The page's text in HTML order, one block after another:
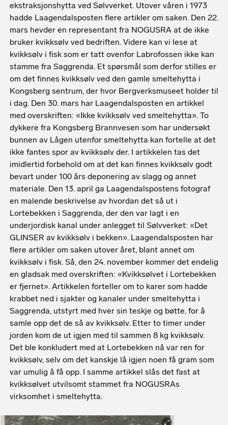
ekstraksjonshytta ved Sølvverket. Utover våren i 1973
hadde Laagendalsposten flere artikler om saken. Den 22.
mars hevder en representant fra NOGUSRA at de ikke
bruker kvikksølv ved bedriften. Videre kan vi lese at
kvikksølv i fisk som er tatt ovenfor Labrofossen ikke kan
stamme fra Saggrenda. Et spørsmål som derfor stilles er
om det finnes kvikksølv ved den gamle smeltehytta i
Kongsberg sentrum, der hvor Bergverksmuseet holder til
i dag. Den 30. mars har Laagendalsposten en artikkel
med overskriften: «Ikke kvikksølv ved smeltehytta». To
dykkere fra Kongsberg Brannvesen som har undersøkt
bunnen av Lågen utenfor smeltehytta kan fortelle at det
ikke fantes spor av kvikksølv der. I artikkelen tas det
imidlertid forbehold om at det kan finnes kvikksølv godt
bevart under 100 års deponering av slagg og annet
materiale. Den 13. april ga Laagendalspostens fotograf
en malende beskrivelse av hvordan det så ut i
Lortebekken i Saggrenda, der den var lagt i en
underjordisk kanal under anlegget til Sølvverket: «Det
GLINSER av kvikksølv i bekken». Laagendalsposten har
flere artikler om saken utover året, blant annet om
kvikksølv i fisk. Så, den 24. november kommer det endelig
en gladsak med overskriften: «Kvikksølvet i Lortebekken
er fjernet». Artikkelen forteller om to karer som hadde
krabbet ned i sjakter og kanaler under smeltehytta i
Saggrenda, utstyrt med hver sin teskje og bøtte, for å
samle opp det de så av kvikksølv. Etter to timer under
jorden kom de ut igjen med til sammen 8 kg kvikksølv.
Det ble konkludert med at Lortebekken nå var ren for
kvikksølv, selv om det kanskje lå igjen noen få gram som
var umulig å få opp. I samme artikkel slås det fast at
kvikksølvet utvilsomt stammet fra NOGUSRAs
virksomhet i smeltehytta.